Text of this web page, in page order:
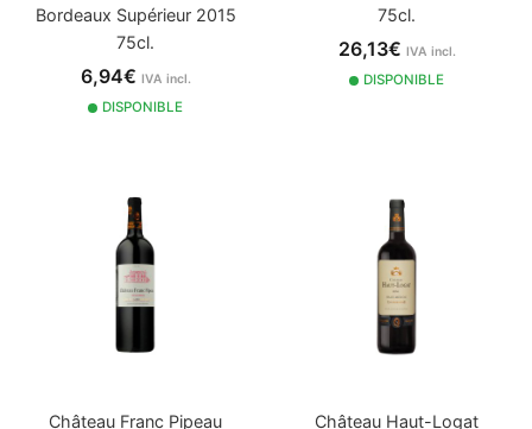
Bordeaux Supérieur 2015
75cl.
6,94€ IVA incl.
DISPONIBLE
75cl.
26,13€ IVA incl.
DISPONIBLE
Château Franc Pipeau
Château Haut-Logat